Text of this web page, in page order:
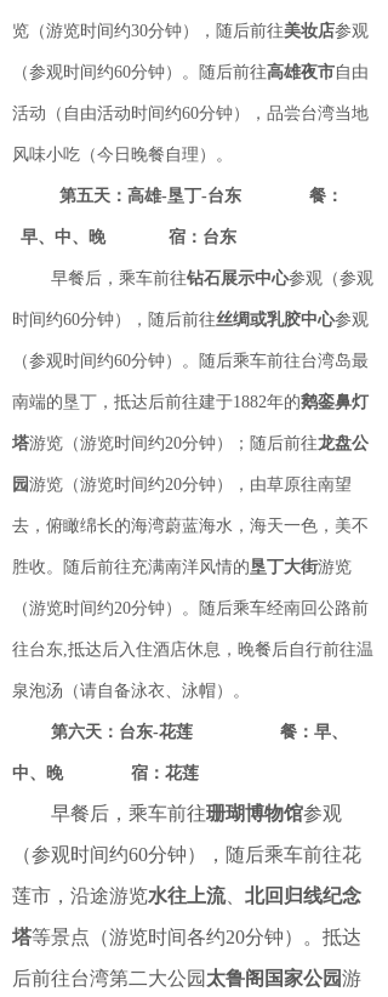
览（游览时间约30分钟），随后前往美妆店参观
（参观时间约60分钟）。随后前往高雄夜市自由
活动（自由活动时间约60分钟），品尝台湾当地
风味小吃（今日晚餐自理）。
第五天：高雄-垦丁-台东 餐：
早、中、晚 宿：台东
早餐后，乘车前往钻石展示中心参观（参观
时间约60分钟），随后前往丝绸或乳胶中心参观
（参观时间约60分钟）。随后乘车前往台湾岛最
南端的垦丁，抵达后前往建于1882年的鹅銮鼻灯
塔游览（游览时间约20分钟）；随后前往龙盘公
园游览（游览时间约20分钟），由草原往南望
去，俯瞰绵长的海湾蔚蓝海水，海天一色，美不
胜收。随后前往充满南洋风情的垦丁大街游览
（游览时间约20分钟）。随后乘车经南回公路前
往台东,抵达后入住酒店休息，晚餐后自行前往温
泉泡汤（请自备泳衣、泳帽）。
第六天：台东-花莲 餐：早、
中、晚 宿：花莲
早餐后，乘车前往珊瑚博物馆参观
（参观时间约60分钟），随后乘车前往花
莲市，沿途游览水往上流、 北回归线纪念
塔等景点（游览时间各约20分钟）。抵达
后前往台湾第二大公园 太鲁阁国家公园游